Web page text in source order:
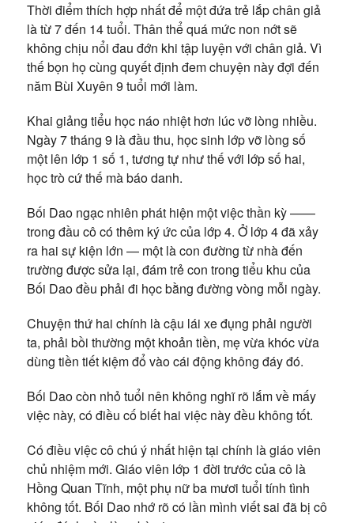
Thời điểm thích hợp nhất để một đứa trẻ lắp chân giả
là từ 7 đến 14 tuổi. Thân thể quá mức non nớt sẽ
không chịu nổi đau đớn khi tập luyện với chân giả. Vì
thế bọn họ cùng quyết định đem chuyện này đợi đến
năm Bùi Xuyên 9 tuổi mới làm.
Khai giảng tiểu học náo nhiệt hơn lúc vỡ lòng nhiều.
Ngày 7 tháng 9 là đầu thu, học sinh lớp vỡ lòng số
một lên lớp 1 số 1, tương tự như thế với lớp số hai,
học trò cứ thế mà báo danh.
Bối Dao ngạc nhiên phát hiện một việc thần kỳ ——
trong đầu cô có thêm ký ức của lớp 4. Ở lớp 4 đã xảy
ra hai sự kiện lớn — một là con đường từ nhà đến
trường được sửa lại, đám trẻ con trong tiểu khu của
Bối Dao đều phải đi học bằng đường vòng mỗi ngày.
Chuyện thứ hai chính là cậu lái xe đụng phải người
ta, phải bồi thường một khoản tiền, mẹ vừa khóc vừa
dùng tiền tiết kiệm đổ vào cái động không đáy đó.
Bối Dao còn nhỏ tuổi nên không nghĩ rõ lắm về mấy
việc này, có điều cố biết hai việc này đều không tốt.
Có điều việc cô chú ý nhất hiện tại chính là giáo viên
chủ nhiệm mới. Giáo viên lớp 1 đời trước của cô là
Hồng Quan Tĩnh, một phụ nữ ba mươi tuổi tính tình
không tốt. Bối Dao nhớ rõ có lần mình viết sai đã bị cô